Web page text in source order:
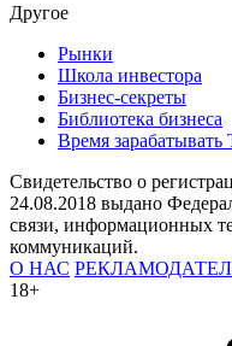
Другое
Рынки
Школа инвестора
Бизнес-секреты
Библиотека бизнеса
Время зарабатывать
Свидетельство о
24.08.2018 выдано
связи, информационных
коммуникаций.
О НАС
18+